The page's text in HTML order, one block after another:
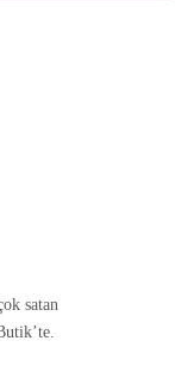
satan